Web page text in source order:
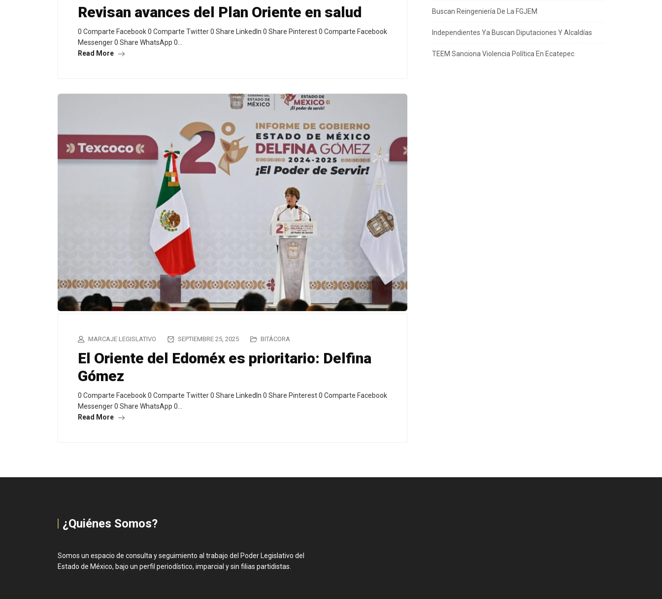
Revisan avances del Plan Oriente en salud
0 Comparte Facebook 0 Comparte Twitter 0 Share LinkedIn 0 Share Pinterest 0 Comparte Facebook
Messenger 0 Share WhatsApp 0…
Read More
MARCAJE LEGISLATIVO SEPTIEMBRE 25, 2025 BITÁCORA
El Oriente del Edoméx es prioritario: Delfina
Gómez
0 Comparte Facebook 0 Comparte Twitter 0 Share LinkedIn 0 Share Pinterest 0 Comparte Facebook
Messenger 0 Share WhatsApp 0…
Read More
Buscan Reingeniería De La FGJEM
Independientes Ya Buscan Diputaciones Y Alcaldías
TEEM Sanciona Violencia Política En Ecatepec
¿Quiénes Somos?
Somos un espacio de consulta y seguimiento al trabajo del Poder Legislativo del
Estado de México, bajo un perfil periodístico, imparcial y sin filias partidistas.